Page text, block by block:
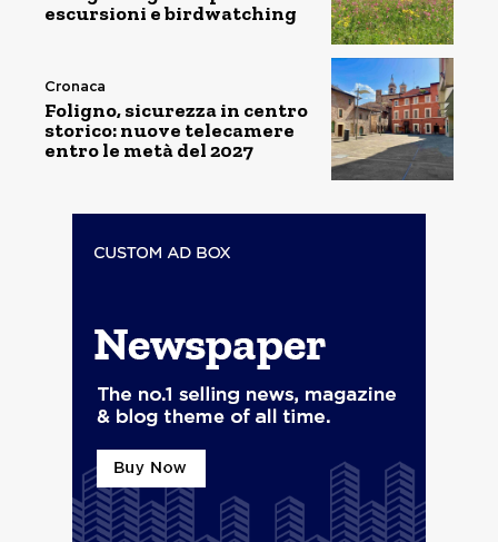
escursioni e birdwatching
Cronaca
Foligno, sicurezza in centro
storico: nuove telecamere
entro le metà del 2027